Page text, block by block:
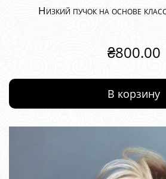
Низкий пучок на основе
₴800.00
В корзину